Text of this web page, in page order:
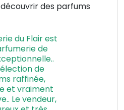
des parfums